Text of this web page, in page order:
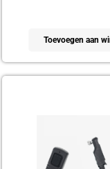
Toevoegen aan